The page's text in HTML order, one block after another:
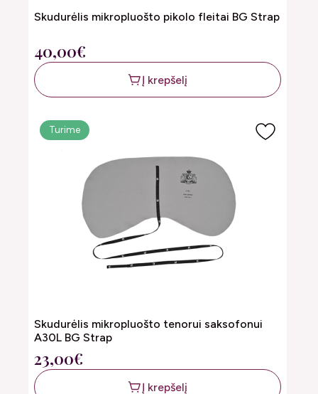
Skudurėlis mikropluošto pikolo fleitai BG Strap
40,00€
Į krepšelį
Turime
Skudurėlis mikropluošto tenorui saksofonui
A30L BG Strap
23,00€
Į krepšelį